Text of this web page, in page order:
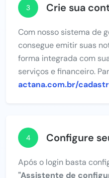
3 Crie sua
Com nosso sistema de
consegue emitir suas
forma integrada com
serviços e financeiro.
actana.com.br/
4 Configure
Após o login basta
"Assistente de